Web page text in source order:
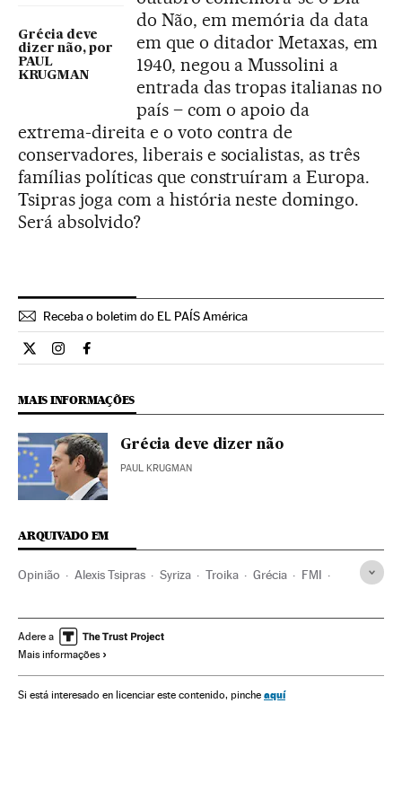
Grécia deve
dizer não, por
PAUL
KRUGMAN
do Não, em memória da data
em que o ditador Metaxas, em
1940, negou a Mussolini a
entrada das tropas italianas no
país – com o apoio da
extrema-direita e o voto contra de
conservadores, liberais e socialistas, as três
famílias políticas que construíram a Europa.
Tsipras joga com a história neste domingo.
Será absolvido?
Receba o boletim do EL PAÍS América
Opiniao El País Brasil en Twitter
Opiniao El País Brasil en Instagram
Opiniao El País Brasil en Facebook
MAIS INFORMAÇÕES
Grécia deve dizer não
PAUL KRUGMAN
ARQUIVADO EM
Opinião Alexis Tsipras Syriza Troika Grécia FMI
Crise financeira Europa Sul
União Europeia
Política Relações exteriores Banca Finanças
Adere a
Mais informações
Si está interesado en licenciar este contenido, pinche aquí